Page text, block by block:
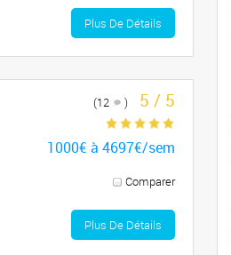
Plus De Détails
(12 ) 5 / 5
1000€ à 4697€/sem
Comparer
Plus De Détails